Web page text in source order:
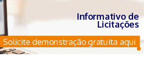
Informativo de
Licitações
Solicite demonstração gratuita aqui